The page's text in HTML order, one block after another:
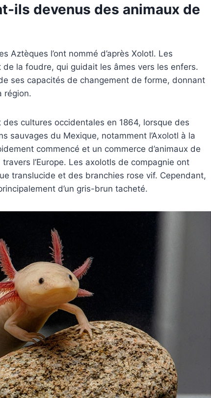
ils devenus des animaux de
Aztèques l’ont nommé d’après Xolotl. Les
la foudre, qui guidait les âmes vers les enfers.
ses capacités de changement de forme, donnant
région.
cultures occidentales en 1864, lorsque des
sauvages du Mexique, notamment l’Axolotl à la
commencé et un commerce d’animaux de
l’Europe. Les axolotls de compagnie ont
translucide et des branchies rose vif. Cependant,
d’un gris-brun tacheté.